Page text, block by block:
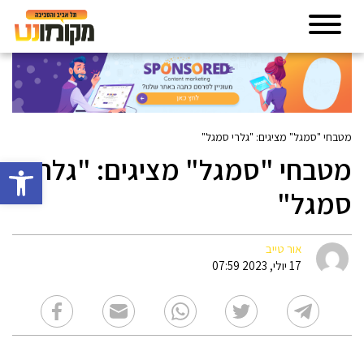
פתח
מטבחי "סמגל" מציגים: "גלרי סמגל"
מטבחי "סמגל" מציגים: "גלרי
סמגל"
אור טייב
17 יולי, 2023 07:59